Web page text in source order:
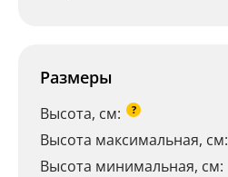
Размеры
Высота, см: ?
Высота максимальная, см:
Высота минимальная, см: